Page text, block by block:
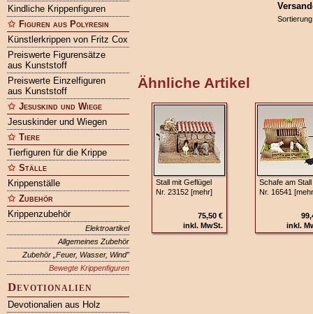
Kindliche Krippenfiguren
Figuren aus Polyresin
Künstlerkrippen von Fritz Cox
Preiswerte Figurensätze
aus Kunststoff
Preiswerte Einzelfiguren
aus Kunststoff
Jesuskind und Wiege
Jesuskinder und Wiegen
Tiere
Tierfiguren für die Krippe
Ställe
Krippenställe
Zubehör
Krippenzubehör
Elektroartikel
Allgemeines Zubehör
Zubehör „Feuer, Wasser, Wind”
Bewegte Krippenfiguren
Devotionalien
Devotionalien aus Holz
Ähnliche Artikel
Stall mit Geflügel
Nr. 23152 [mehr]
75,50 €
inkl. MwSt.
Schafe am Stall
Nr. 16541
inkl.